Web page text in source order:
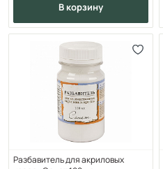
в корзину
Разбавитель для акриловых